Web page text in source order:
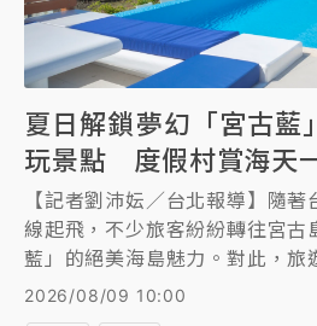
夏日解鎖夢幻「宮古藍
玩景點 度假村賞海天
【記者劉沛妘／台北報導】隨
線起飛，不少旅客紛紛轉往宮古
藍」的絕美海島魅力。對此，
特別精選「宮古島6大必玩景點
2026/08/09 10:00